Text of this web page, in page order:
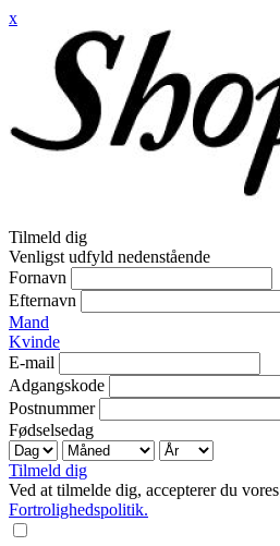
x
Tilmeld dig
Venligst udfyld nedenstående
Fornavn
Efternavn
Mand
Kvinde
E-mail
Adgangskode
Postnummer
Fødselsedag
Tilmeld dig
Ved at tilmelde dig, accepterer du vores
Fortrolighedspolitik.